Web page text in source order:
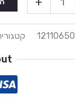
12110650